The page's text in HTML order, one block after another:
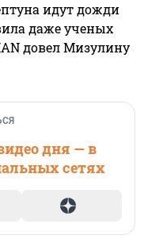
идут дожди
даже ученых
довел Мизулину
дня — в
сетях